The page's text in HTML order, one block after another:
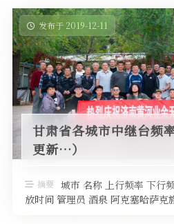
关于黄河
黄河使命
黄河新闻
政策法规
活动竞赛
行业新闻
无线电资料
BA4II
图文教程
视频资料
HAM技巧
软件
器材专区
车载类别
摩托车
编号申请
黄河直播
编号查询
发布于 2019-12-11
甘肃省各城市中继台频
更新…）
摘要 城市 名称 上行频率 下行
放时间 管理员 酒泉 阿克塞哈萨